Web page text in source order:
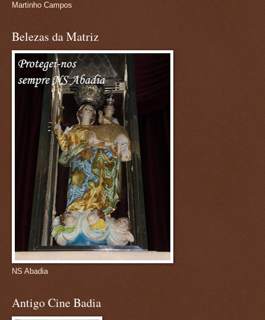
Martinho Campos
Belezas da Matriz
NS Abadia
Antigo Cine Badia